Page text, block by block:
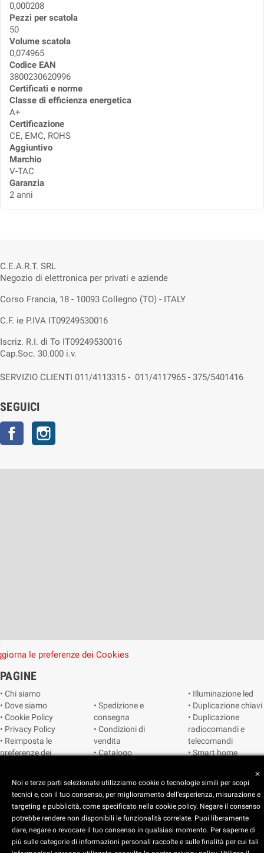
0,000208
Pezzi per scatola
50
Volume scatola
0,074965
Codice EAN
3800230620996
Certificati e norme
Classe di efficienza energetica
A+
Certificazione
CE, EMC, ROHS
Aggiuntivo
Marchio
V-TAC
Garanzia
2 anni
C.E.A.R.T. SRL
Negozio di elettronica per privati e aziende
Corso Francia, 18 - 10093 Collegno (TO) - ITALY
C.F. ie P.IVA IT09249530016
Iscriz. R.I. di To IT09249530016
Cap.Soc. 30.000 i.v.
SERVIZIO CLIENTI 011/4113315 - 011/4117965 - 375/5401416
SEGUICI
Facebook
le preferenze dei Cookies
PAGINE
• Chi siamo
• Dove siamo
• Cookie Policy
• Privacy Policy
• Reimposta le
preferenze dei
• Spedizione e
consegna
• Condizioni di
vendita
• Catalogo
• Illuminazione led
• Duplicazione chiavi
• Duplicazione
radiocomandi e
telecomandi
• Smart home
Copyright © 2025 CEART | Negozio di elettronica Torino
close
Noi e terze parti selezionate utilizziamo cookie o tecnologie simili per scopi
tecnici e, con il tuo consenso, per miglioramento dell’esperienza, misurazione e
targeting e pubblicità, come specificato nella cookie policy. Negare il consenso
potrebbe rendere non disponibili le funzionalità correlate. Puoi liberamente
dare, negare o revocare il tuo consenso in qualsiasi momento. Per saperne di
più sulle categorie di informazioni personali raccolte e sulle finalità per cui tali